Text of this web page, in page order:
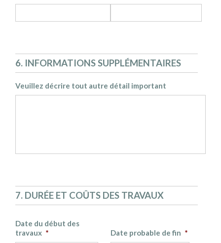
6. INFORMATIONS SUPPLÉMENTAIRES
Veuillez décrire tout autre détail important
7. DURÉE ET COÛTS DES TRAVAUX
Date du début des
travaux * Date probable de fin *